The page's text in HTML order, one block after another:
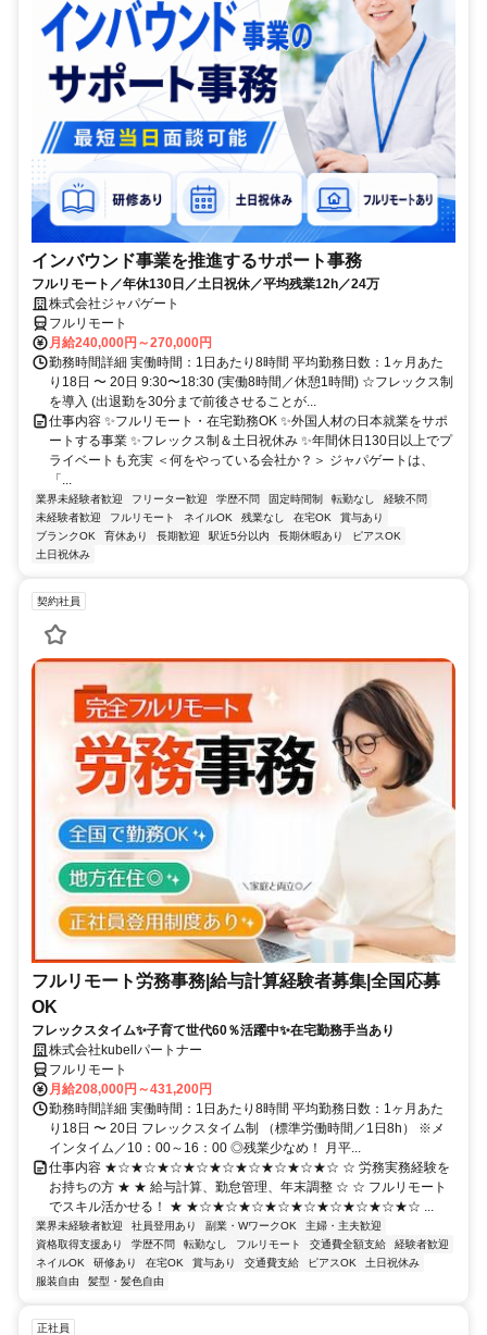
インバウンド事業を推進するサポート事務
フルリモート／年休130日／土日祝休／平均残業12h／24万
株式会社ジャパゲート
フルリモート
月給240,000円～270,000円
勤務時間詳細 実働時間：1日あたり8時間 平均勤務日数：1ヶ月あた
り18日 〜 20日 9:30〜18:30 (実働8時間／休憩1時間) ☆フレックス制
を導入 (出退勤を30分まで前後させることが...
仕事内容 ✨フルリモート・在宅勤務OK ✨外国人材の日本就業をサポ
ートする事業 ✨フレックス制＆土日祝休み ✨年間休日130日以上でプ
ライベートも充実 ＜何をやっている会社か？＞ ジャパゲートは、
「...
業界未経験者歓迎 フリーター歓迎 学歴不問 固定時間制 転勤なし
経験不問
未経験者歓迎
フルリモート ネイルOK 残業なし 在宅OK
賞与あり
ブランクOK
育休あり 長期歓迎 駅近5分以内 長期休暇あり
ピアスOK
土日祝休み
契約社員
フルリモート労務事務|給与計算経験者募集|全国応募
OK
フレックスタイム✨子育て世代60％活躍中✨在宅勤務手当あり
株式会社kubellパートナー
フルリモート
月給208,000円～431,200円
勤務時間詳細 実働時間：1日あたり8時間 平均勤務日数：1ヶ月あた
り18日 〜 20日 フレックスタイム制 （標準労働時間／1日8h） ※メ
インタイム／10：00～16：00 ◎残業少なめ！ 月平...
仕事内容 ★☆★☆★☆★☆★☆★☆★☆★☆★☆ ☆ 労務実務経験を
お持ちの方 ★ ★ 給与計算、勤怠管理、年末調整 ☆ ☆ フルリモート
でスキル活かせる！ ★ ★☆★☆★☆★☆★☆★☆★☆★☆★☆ ...
業界未経験者歓迎 社員登用あり 副業・WワークOK
主婦・主夫歓迎
資格取得支援あり
学歴不問 転勤なし フルリモート 交通費全額支給
経験者歓迎
ネイルOK
研修あり 在宅OK 賞与あり 交通費支給 ピアスOK
土日祝休み
服装自由
髪型・髪色自由
正社員